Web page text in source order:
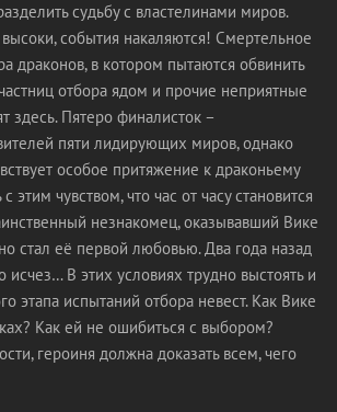
судьбу с властелинами миров.
события накаляются! Смертельное
драконов, в котором пытаются обвинить
отбора ядом и прочие неприятные
здесь. Пятеро финалисток –
пяти лидирующих миров, однако
особое притяжение к драконьему
этим чувством, что час от часу становится
незнакомец, оказывавший Вике
стал её первой любовью. Два года назад
В этих условиях трудно выстоять и
этапа испытаний отбора невест. Как Вике
Как ей не ошибиться с выбором?
героиня должна доказать всем, чего